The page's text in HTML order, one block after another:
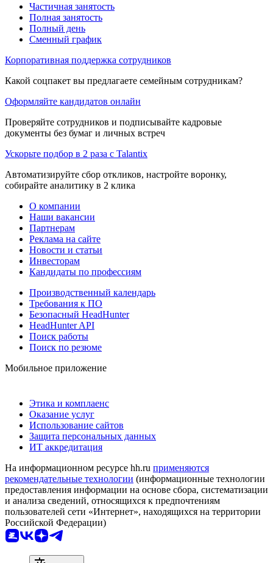
Частичная занятость
Полная занятость
Полный день
Сменный график
Корпоративная поддержка сотрудников
Какой соцпакет вы предлагаете семейным сотрудникам?
Оформляйте кандидатов онлайн
Проверяйте сотрудников и подписывайте кадровые
документы без бумаг и личных встреч
Ускорьте подбор в 2 раза с Talantix
Автоматизируйте сбор откликов, настройте воронку,
собирайте аналитику в 2 клика
О компании
Наши вакансии
Партнерам
Реклама на сайте
Новости и статьи
Инвесторам
Кандидаты по профессиям
Производственный календарь
Требования к ПО
Безопасный HeadHunter
HeadHunter API
Поиск работы
Поиск по резюме
Мобильное приложение
Этика и комплаенс
Оказание услуг
Использование сайтов
Защита персональных данных
ИТ аккредитация
На информационном ресурсе hh.ru применяются
рекомендательные технологии (информационные технологии
предоставления информации на основе сбора, систематизации
и анализа сведений, относящихся к предпочтениям
пользователей сети «Интернет», находящихся на территории
Российской Федерации)